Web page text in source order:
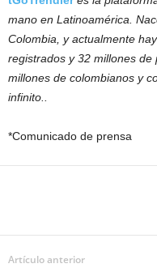
mano en Latinoamérica.
Colombia, y actualmente
registrados y 32 millones
millones de colombianos y
infinito..
*Comunicado de prensa
Artículo anterior